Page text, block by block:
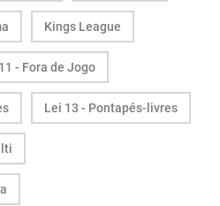
Kings League
- Fora de Jogo
Lei 13 - Pontapés-livres